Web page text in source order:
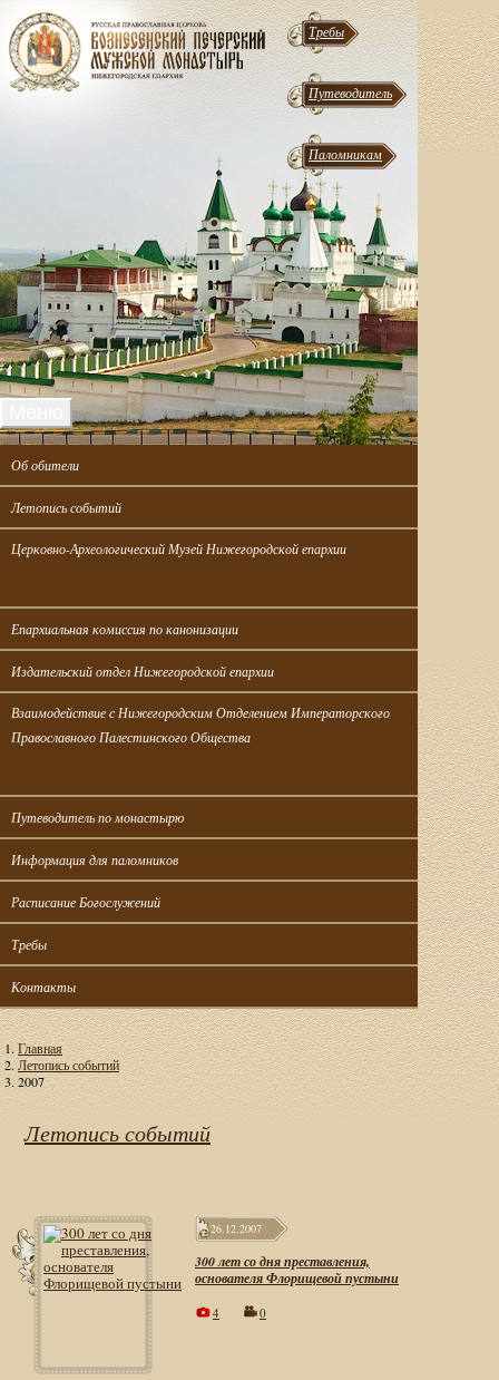
Требы
Путеводитель
Паломникам
Об обители
Летопись событий
Церковно-Археологический Музей Нижегородской епархии
Епархиальная комиссия по канонизации
Издательский отдел Нижегородской епархии
Взаимодействие с Нижегородским Отделением Императорского
Православного Палестинского Общества
Путеводитель по монастырю
Информация для паломников
Расписание Богослужений
Требы
Контакты
Главная
Летопись событий
2007
Летопись событий
26.12.2007
300 лет со дня преставления,
основателя Флорищевой пустыни
4 0